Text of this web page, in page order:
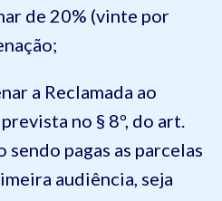
de 20% (vinte por
a Reclamada ao
no § 8º, do art.
sendo pagas as parcelas
audiência, seja